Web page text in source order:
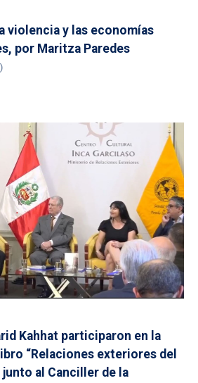
violencia y las economías
por Maritza Paredes
Kahhat participaron en la
“Relaciones exteriores del
junto al Canciller de la